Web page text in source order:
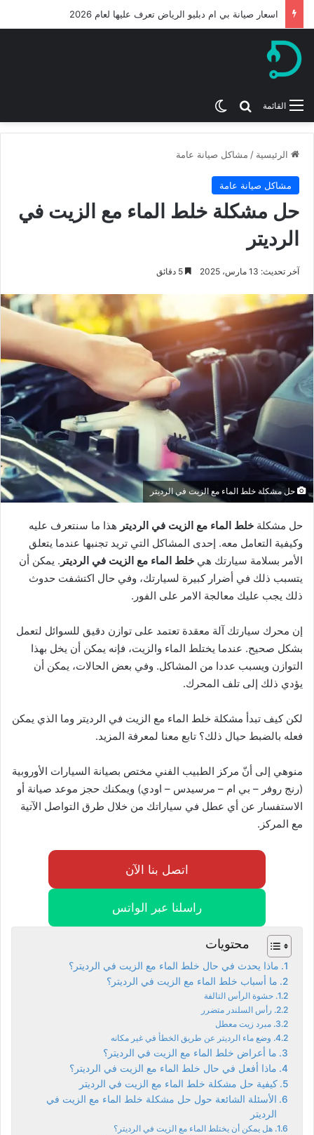
اسعار صيانة بي ام دبليو الرياض تعرف عليها لعام 2026
القائمة بحث عن
الرئيسية / مشاكل صيانة عامة
مشاكل صيانة عامة
حل مشكلة خلط الماء مع الزيت في
الرديتر
آخر تحديث: 13 مارس، 2025
حل مشكلة خلط الماء مع الزيت في الرديتر
حل مشكلة خلط الماء مع الزيت في الرديتر هذا ما سنتعرف عليه
وكيفية التعامل معه. إحدى المشاكل التي تريد تجنبها عندما يتعلق
الأمر بسلامة سيارتك هي خلط الماء مع الزيت في الرديتر . يمكن أن
يتسبب ذلك في أضرار كبيرة لسيارتك، وفي حال اكتشفت حدوث
ذلك يجب عليك معالجة الامر على الفور.
إن محرك سيارتك آلة معقدة تعتمد على توازن دقيق للسوائل لتعمل
بشكل صحيح. عندما يختلط الماء والزيت، فإنه يمكن أن يخل بهذا
التوازن ويسبب عددا من المشاكل. وفي بعض الحالات، يمكن أن
يؤدي ذلك إلى تلف المحرك.
لكن كيف تبدأ مشكلة خلط الماء مع الزيت في الرديتر وما الذي يمكن
فعله بالضبط حيال ذلك؟ تابع معنا لمعرفة المزيد.
منوهي إلى أنّ مركز الطبيب الفني مختص بصيانة السيارات الأوروبية
(رنج روفر – بي ام – مرسيدس – اودي) ويمكنك حجز موعد صيانة أو
الاستفسار عن أي عطل في سياراتك من خلال طرق التواصل الآتية
مع المركز.
اتصل بنا الآن
راسلنا عبر الواتس
محتويات
ماذا يحدث في حال خلط الماء مع الزيت في الرديتر؟
ما أسباب خلط الماء مع الزيت في الرديتر؟
حشوة الرأس التالفة
رأس السلندر متضرر
مبرد زيت معطل
وضع ماء الرديتر عن طريق الخطأ في غير مكانه
ما أعراض خلط الماء مع الزيت في الرديتر؟
ماذا أفعل في حال خلط الماء مع الزيت في الرديتر؟
كيفية حل مشكلة خلط الماء مع الزيت في الرديتر
الأسئلة الشائعة حول حل مشكلة خلط الماء مع الزيت في
الرديتر
هل يمكن أن يختلط الماء مع الزيت في الرديتر؟